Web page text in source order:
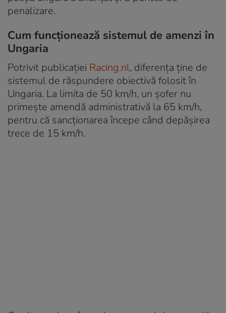
penalizare.
Cum funcționează sistemul de amenzi în
Ungaria
Potrivit publicației Racing.nl, diferența ține de
sistemul de răspundere obiectivă folosit în
Ungaria. La limita de 50 km/h, un șofer nu
primește amendă administrativă la 65 km/h,
pentru că sancționarea începe când depășirea
trece de 15 km/h.